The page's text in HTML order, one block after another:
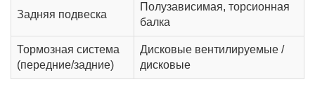
Задняя подвеска
Полузависимая, торсионная
балка
Тормозная система
(передние/задние)
Дисковые вентилируемые /
дисковые